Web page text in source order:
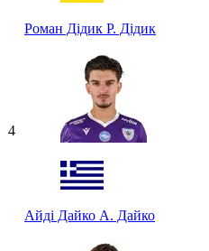
Роман Дідик Р. Дідик
4
Айді Дайко А. Дайко